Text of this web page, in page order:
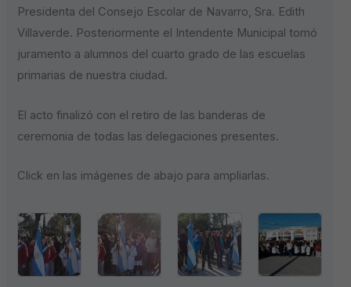
Presidenta del Consejo Escolar de Navarro, Sra. Edith
Villaverde. Posteriormente el Intendente Municipal tomó
juramento a alumnos del cuarto grado de las escuelas
primarias de nuestra ciudad.
El acto finalizó con el retiro de las banderas de
ceremonia de todas las delegaciones presentes.
Click en las imágenes de abajo para ampliarlas.